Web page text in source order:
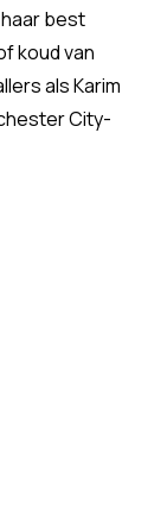
best
koud van
als Karim
City-